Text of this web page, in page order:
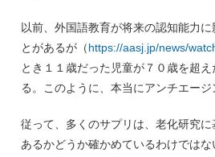
以前、外国語教育が将来の認知能力
とがあるが（https://aasj.jp/news/
とき１１歳だった児童が７０歳を超
る。このように、本当にアンチエー
従って、多くのサプリは、老化研究
あるかどうか確かめているわけでは